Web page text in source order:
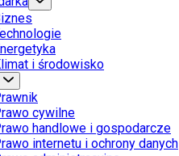
i środowisko
cywilne
handlowe i gospodarcze
internetu i ochrony danych